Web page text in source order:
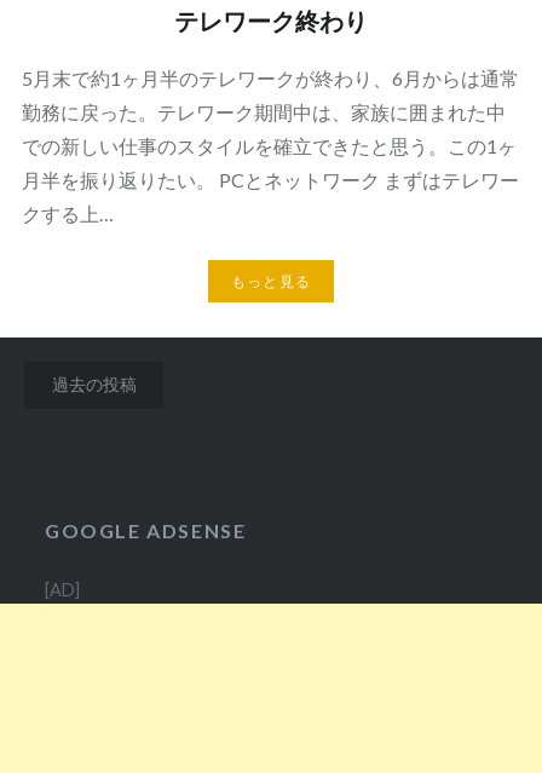
テレワーク終わり
5月末で約1ヶ月半のテレワークが終わり、6月からは通常
勤務に戻った。テレワーク期間中は、家族に囲まれた中
での新しい仕事のスタイルを確立できたと思う。この1ヶ
月半を振り返りたい。 PCとネットワーク まずはテレワー
クする上…
もっと見る
投
ゲ
ー
過去の投稿
GOOGLE ADSENSE
[AD]